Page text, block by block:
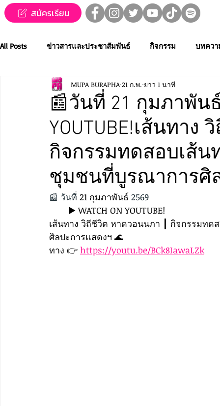
สมัครเรียน
All Posts ข่าวสารและประชาสัมพันธ์ กิจกรรม บทควา
ข่าวทุนการศึกษา MUPA ชวนชม👀🍿 MUPA On
Western Music Applied Performing Art Creative Thai
การประกวดขับร้องเพลงไทยลูกทุ่ง
MUPA ACADEMY MUPAC การประชุมวิชาการและงาน
📰วันที่ 21 กุมภาพันธ์
YOUTUBE!เส้นทา
กิจกรรมทดสอบเส้น
ชุมชนที่บูรณาการศิ
MUPA BURAPHA 21 ก.พ. ยาว 1 นาที
📰 วันที่ 21 กุมภาพันธ์ 2569
	▶️ WATCH ON YOUTUBE!
เส้นทาง วิถีชีวิต หาดวอนนภา ┃ กิจกรรมทด
ศิลปะการแสดงฯ 🌊
ทาง 👉 https://youtu.be/BCk8IawaLZk